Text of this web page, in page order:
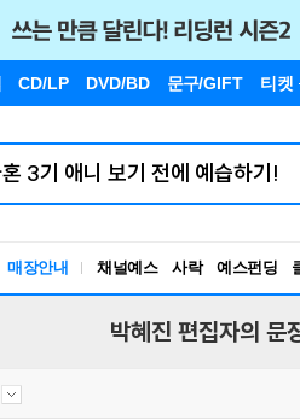
CD/LP DVD/BD 문구/GIFT 티켓
매장안내 채널예스 사락 예스펀딩
박혜진 편집자의 문